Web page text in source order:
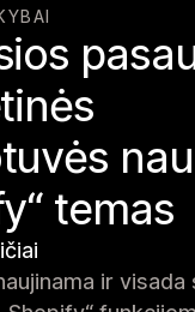
temas
ir visada